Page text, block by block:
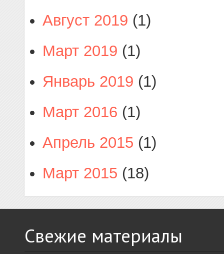
Август 2019 (1)
Март 2019 (1)
Январь 2019 (1)
Март 2016 (1)
Апрель 2015 (1)
Март 2015 (18)
Свежие материалы